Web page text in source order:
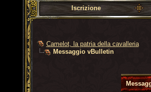
Iscrizione
Camelot, la patria della cavalleria
Messaggio vBulletin